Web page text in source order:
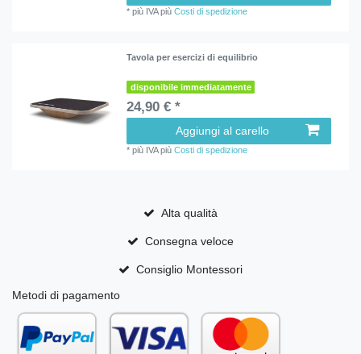
*più IVApiùCosti di spedizione
Tavola per esercizi di equilibrio
disponibile immediatamente
24,90 € *
Aggiungi al carello
*più IVApiùCosti di spedizione
Alta qualità
Consegna veloce
Consiglio Montessori
Metodi di pagamento